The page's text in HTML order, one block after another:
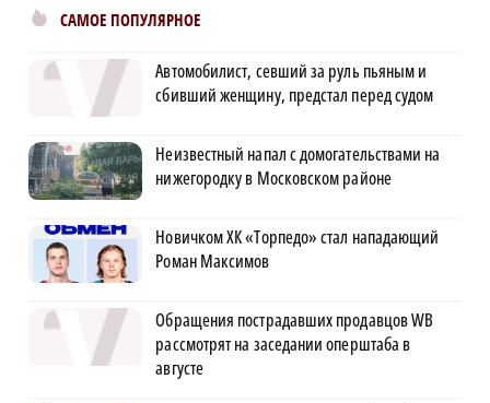
САМОЕ ПОПУЛЯРНОЕ
Автомобилист, севший за руль пьяным и
сбивший женщину, предстал перед судом
Неизвестный напал с домогательствами на
нижегородку в Московском районе
Новичком ХК «Торпедо» стал нападающий
Роман Максимов
Обращения пострадавших продавцов WB
рассмотрят на заседании оперштаба в
августе